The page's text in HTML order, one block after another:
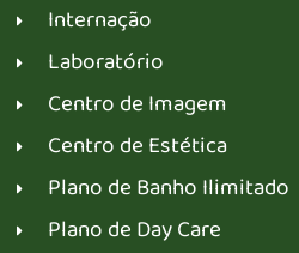
Internação
Laboratório
Centro de Imagem
Centro de Estética
Plano de Banho Ilimitado
Plano de Day Care